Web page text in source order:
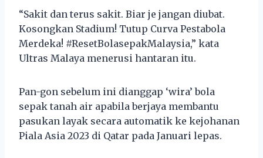
“Sakit dan terus sakit. Biar je jangan diubat.
Kosongkan Stadium! Tutup Curva Pestabola
Merdeka! #ResetBolasepakMalaysia,” kata
Ultras Malaya menerusi hantaran itu.
Pan-gon sebelum ini dianggap ‘wira’ bola
sepak tanah air apabila berjaya membantu
pasukan layak secara automatik ke kejohanan
Piala Asia 2023 di Qatar pada Januari lepas.